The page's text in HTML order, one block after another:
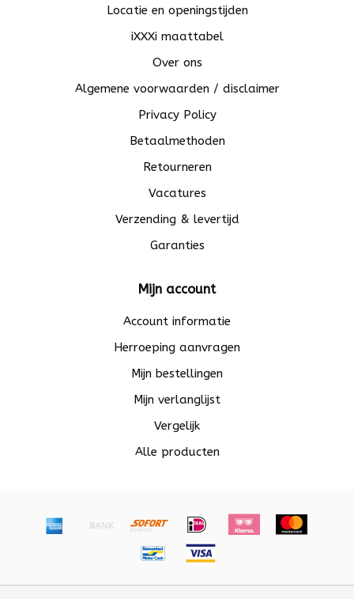
Locatie en openingstijden
iXXXi maattabel
Over ons
Algemene voorwaarden / disclaimer
Privacy Policy
Betaalmethoden
Retourneren
Vacatures
Verzending & levertijd
Garanties
Mijn account
Account informatie
Herroeping aanvragen
Mijn bestellingen
Mijn verlanglijst
Vergelijk
Alle producten